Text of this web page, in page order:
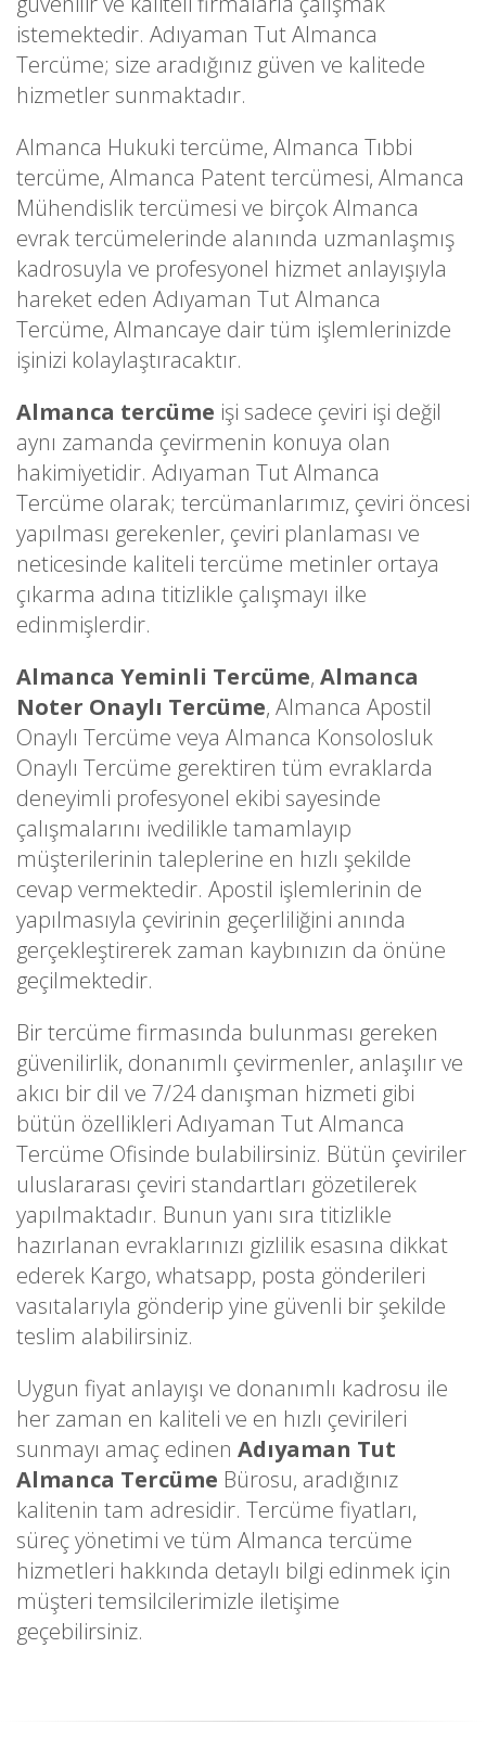
istemektedir. Adıyaman Tut Almanca
Tercüme; size aradığınız güven ve kalitede
hizmetler sunmaktadır.
Almanca Hukuki tercüme, Almanca Tıbbi
tercüme, Almanca Patent tercümesi, Almanca
Mühendislik tercümesi ve birçok Almanca
evrak tercümelerinde alanında uzmanlaşmış
kadrosuyla ve profesyonel hizmet anlayışıyla
hareket eden Adıyaman Tut Almanca
Tercüme, Almancaye dair tüm işlemlerinizde
işinizi kolaylaştıracaktır.
Almanca tercüme işi sadece çeviri işi değil
aynı zamanda çevirmenin konuya olan
hakimiyetidir. Adıyaman Tut Almanca
Tercüme olarak; tercümanlarımız, çeviri öncesi
yapılması gerekenler, çeviri planlaması ve
neticesinde kaliteli tercüme metinler ortaya
çıkarma adına titizlikle çalışmayı ilke
edinmişlerdir.
Almanca Yeminli Tercüme, Almanca
Noter Onaylı Tercüme, Almanca Apostil
Onaylı Tercüme veya Almanca Konsolosluk
Onaylı Tercüme gerektiren tüm evraklarda
deneyimli profesyonel ekibi sayesinde
çalışmalarını ivedilikle tamamlayıp
müşterilerinin taleplerine en hızlı şekilde
cevap vermektedir. Apostil işlemlerinin de
yapılmasıyla çevirinin geçerliliğini anında
gerçekleştirerek zaman kaybınızın da önüne
geçilmektedir.
Bir tercüme firmasında bulunması gereken
güvenilirlik, donanımlı çevirmenler, anlaşılır ve
akıcı bir dil ve 7/24 danışman hizmeti gibi
bütün özellikleri Adıyaman Tut Almanca
Tercüme Ofisinde bulabilirsiniz. Bütün çeviriler
uluslararası çeviri standartları gözetilerek
yapılmaktadır. Bunun yanı sıra titizlikle
hazırlanan evraklarınızı gizlilik esasına dikkat
ederek Kargo, whatsapp, posta gönderileri
vasıtalarıyla gönderip yine güvenli bir şekilde
teslim alabilirsiniz.
Uygun fiyat anlayışı ve donanımlı kadrosu ile
her zaman en kaliteli ve en hızlı çevirileri
sunmayı amaç edinen Adıyaman Tut
Almanca Tercüme Bürosu, aradığınız
kalitenin tam adresidir. Tercüme fiyatları,
süreç yönetimi ve tüm Almanca tercüme
hizmetleri hakkında detaylı bilgi edinmek için
müşteri temsilcilerimizle iletişime
geçebilirsiniz.